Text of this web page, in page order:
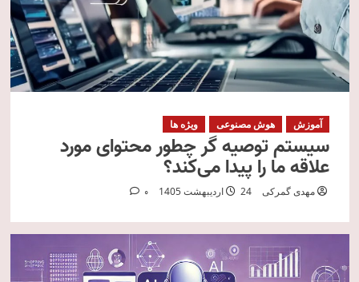
آموزش هوش مصنوعی ویژه ها
سیستم‌ توصیه‌ گر چطور محتوای مورد
علاقه ما را پیدا می‌کند؟
مهدی گمرکی 24 اردیبهشت 1405 0